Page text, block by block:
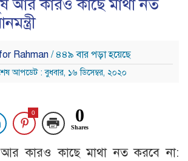
আর কারও কাছে মাথা নত
Rahman/ ৪৪৯ বার পড়া হয়েছে
আপডেট : বুধবার, ১৬ ডিসেম্বর, ২০২০
0 0
Shares
কারও কাছে মাথা নত করবে না: